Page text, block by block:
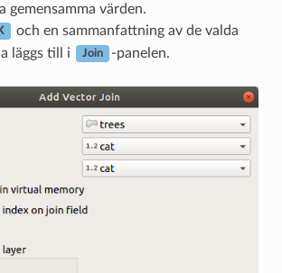
gemensamma värden.
och en sammanfattning av de valda
läggs till i
Join -panelen.